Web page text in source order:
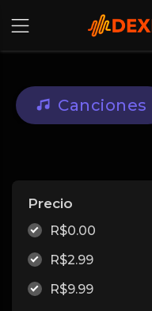
Canciones
Precio
R$0.00
R$2.99
R$9.99